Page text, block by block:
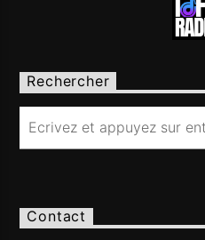
Rechercher
Contact